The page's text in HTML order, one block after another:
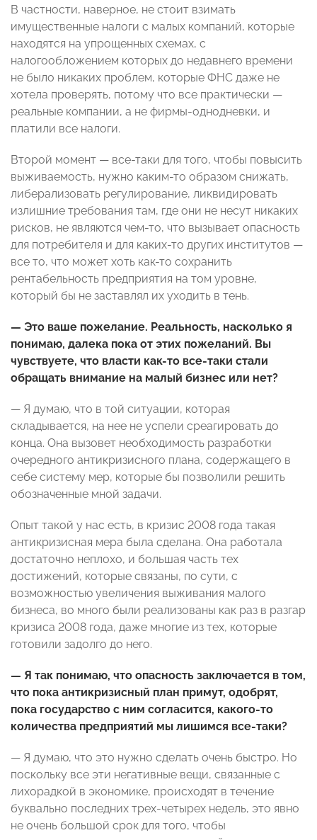
В частности, наверное, не стоит взимать
имущественные налоги с малых компаний, которые
находятся на упрощенных схемах, с
налогообложением которых до недавнего времени
не было никаких проблем, которые ФНС даже не
хотела проверять, потому что все практически —
реальные компании, а не фирмы-однодневки, и
платили все налоги.
Второй момент — все-таки для того, чтобы повысить
выживаемость, нужно каким-то образом снижать,
либерализовать регулирование, ликвидировать
излишние требования там, где они не несут никаких
рисков, не являются чем-то, что вызывает опасность
для потребителя и для каких-то других институтов —
все то, что может хоть как-то сохранить
рентабельность предприятия на том уровне,
который бы не заставлял их уходить в тень.
— Это ваше пожелание. Реальность, насколько я
понимаю, далека пока от этих пожеланий. Вы
чувствуете, что власти как-то все-таки стали
обращать внимание на малый бизнес или нет?
— Я думаю, что в той ситуации, которая
складывается, на нее не успели среагировать до
конца. Она вызовет необходимость разработки
очередного антикризисного плана, содержащего в
себе систему мер, которые бы позволили решить
обозначенные мной задачи.
Опыт такой у нас есть, в кризис 2008 года такая
антикризисная мера была сделана. Она работала
достаточно неплохо, и большая часть тех
достижений, которые связаны, по сути, с
возможностью увеличения выживания малого
бизнеса, во много были реализованы как раз в разгар
кризиса 2008 года, даже многие из тех, которые
готовили задолго до него.
— Я так понимаю, что опасность заключается в том,
что пока антикризисный план примут, одобрят,
пока государство с ним согласится, какого-то
количества предприятий мы лишимся все-таки?
— Я думаю, что это нужно сделать очень быстро. Но
поскольку все эти негативные вещи, связанные с
лихорадкой в экономике, происходят в течение
буквально последних трех-четырех недель, это явно
не очень большой срок для того, чтобы